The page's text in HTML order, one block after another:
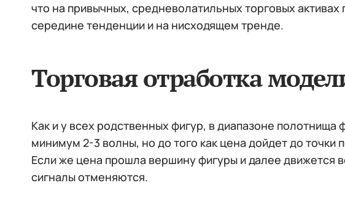
что на привычных, средневолатильных торговых
середине тенденции и на нисходящем тренде.
Торговая отработка
Как и у всех родственных фигур, в диапазоне
минимум 2-3 волны, но до того как цена дойдет до
Если же цена прошла вершину фигуры и далее движется
сигналы отменяются.